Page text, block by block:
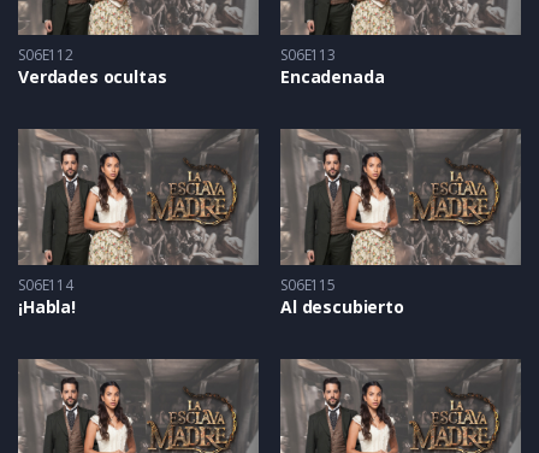
S06E112
Verdades ocultas
S06E113
Encadenada
S06E114
¡Habla!
S06E115
Al descubierto